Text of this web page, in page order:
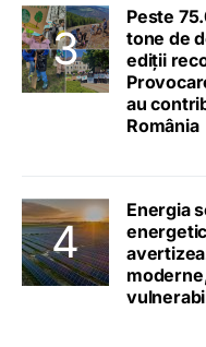
Peste
tone de
ediții
au
România
Energia